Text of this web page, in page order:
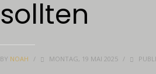
sollten
BY NOAH / MONTAG, 19 MAI 2025 /